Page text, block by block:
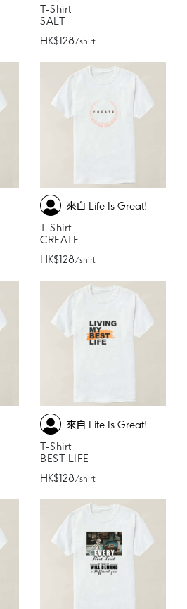
T-Shirt
SALT
HK$128/ shirt
來自 Life Is Great!
T-Shirt
CREATE
HK$128/ shirt
來自 Life Is Great!
T-Shirt
BEST LIFE
HK$128/ shirt